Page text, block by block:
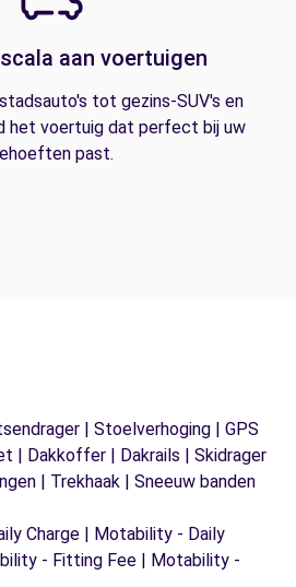
aan voertuigen
tot gezins-SUV's en
het voertuig dat perfect bij uw
past.
| Stoelverhoging | GPS
| Dakkoffer | Dakrails | Skidrager
| Trekhaak | Sneeuw banden
Charge | Motability - Daily
- Fitting Fee | Motability -